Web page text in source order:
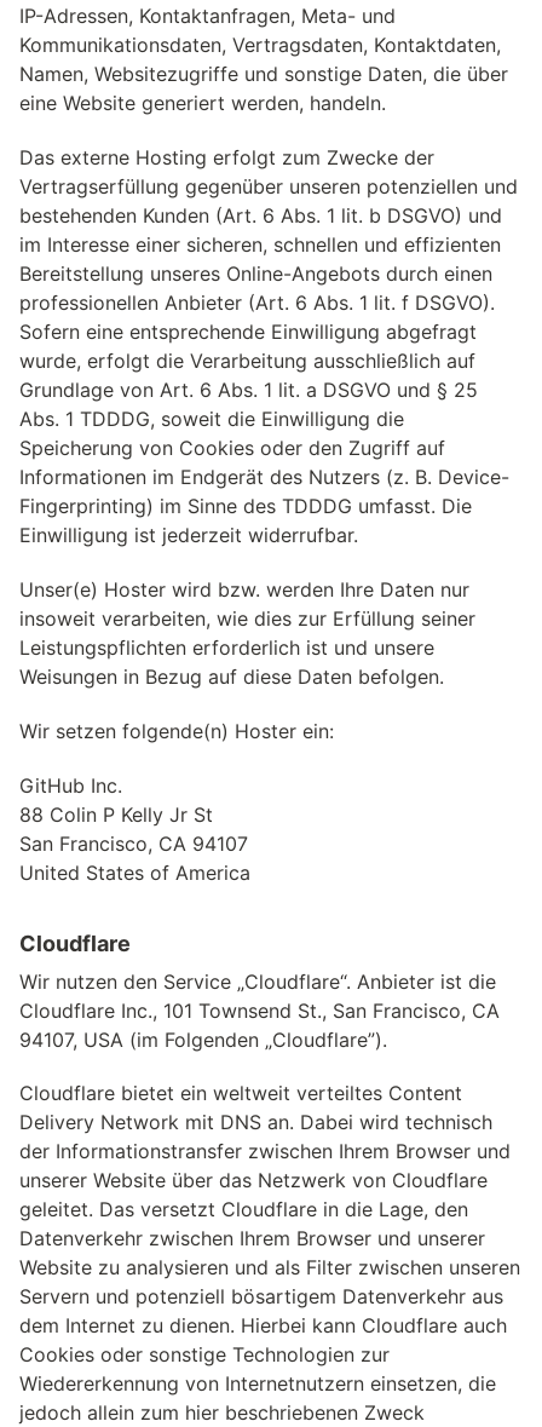
IP-Adressen, Kontaktanfragen, Meta- und
Kommunikationsdaten, Vertragsdaten, Kontaktdaten,
Namen, Websitezugriffe und sonstige Daten, die über
eine Website generiert werden, handeln.
Das externe Hosting erfolgt zum Zwecke der
Vertragserfüllung gegenüber unseren potenziellen und
bestehenden Kunden (Art. 6 Abs. 1 lit. b DSGVO) und
im Interesse einer sicheren, schnellen und effizienten
Bereitstellung unseres Online-Angebots durch einen
professionellen Anbieter (Art. 6 Abs. 1 lit. f DSGVO).
Sofern eine entsprechende Einwilligung abgefragt
wurde, erfolgt die Verarbeitung ausschließlich auf
Grundlage von Art. 6 Abs. 1 lit. a DSGVO und § 25
Abs. 1 TDDDG, soweit die Einwilligung die
Speicherung von Cookies oder den Zugriff auf
Informationen im Endgerät des Nutzers (z. B. Device-
Fingerprinting) im Sinne des TDDDG umfasst. Die
Einwilligung ist jederzeit widerrufbar.
Unser(e) Hoster wird bzw. werden Ihre Daten nur
insoweit verarbeiten, wie dies zur Erfüllung seiner
Leistungspflichten erforderlich ist und unsere
Weisungen in Bezug auf diese Daten befolgen.
Wir setzen folgende(n) Hoster ein:
GitHub Inc.
88 Colin P Kelly Jr St
San Francisco, CA 94107
United States of America
Cloudflare
Wir nutzen den Service „Cloudflare“. Anbieter ist die
Cloudflare Inc., 101 Townsend St., San Francisco, CA
94107, USA (im Folgenden „Cloudflare”).
Cloudflare bietet ein weltweit verteiltes Content
Delivery Network mit DNS an. Dabei wird technisch
der Informationstransfer zwischen Ihrem Browser und
unserer Website über das Netzwerk von Cloudflare
geleitet. Das versetzt Cloudflare in die Lage, den
Datenverkehr zwischen Ihrem Browser und unserer
Website zu analysieren und als Filter zwischen unseren
Servern und potenziell bösartigem Datenverkehr aus
dem Internet zu dienen. Hierbei kann Cloudflare auch
Cookies oder sonstige Technologien zur
Wiedererkennung von Internetnutzern einsetzen, die
jedoch allein zum hier beschriebenen Zweck